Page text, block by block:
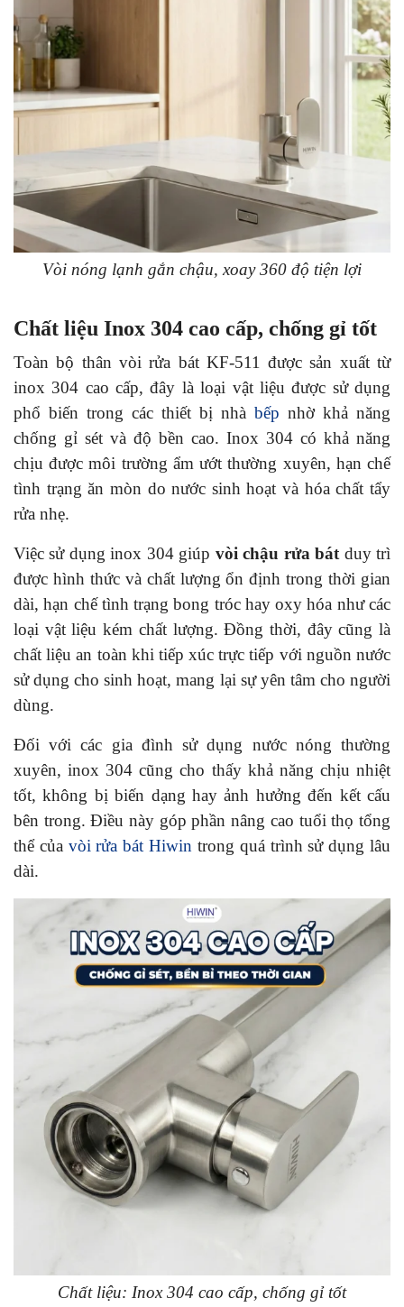
Vòi nóng lạnh gắn chậu, xoay 360 độ tiện lợi
Chất liệu Inox 304 cao cấp, chống gỉ tốt
Toàn bộ thân vòi rửa bát KF-511 được sản xuất từ
inox 304 cao cấp, đây là loại vật liệu được sử dụng
phổ biến trong các thiết bị nhà bếp nhờ khả năng
chống gỉ sét và độ bền cao. Inox 304 có khả năng
chịu được môi trường ẩm ướt thường xuyên, hạn chế
tình trạng ăn mòn do nước sinh hoạt và hóa chất tẩy
rửa nhẹ.
Việc sử dụng inox 304 giúp vòi chậu rửa bátduy trì
được hình thức và chất lượng ổn định trong thời gian
dài, hạn chế tình trạng bong tróc hay oxy hóa như các
loại vật liệu kém chất lượng. Đồng thời, đây cũng là
chất liệu an toàn khi tiếp xúc trực tiếp với nguồn nước
sử dụng cho sinh hoạt, mang lại sự yên tâm cho người
dùng.
Đối với các gia đình sử dụng nước nóng thường
xuyên, inox 304 cũng cho thấy khả năng chịu nhiệt
tốt, không bị biến dạng hay ảnh hưởng đến kết cấu
bên trong. Điều này góp phần nâng cao tuổi thọ tổng
thể của vòi rửa bát Hiwin trong quá trình sử dụng lâu
dài.
Chất liệu: Inox 304 cao cấp, chống gỉ tốt